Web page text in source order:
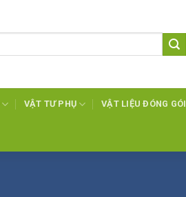
VẬT TƯ PHỤ VẬT LIỆU ĐÓNG GÓI